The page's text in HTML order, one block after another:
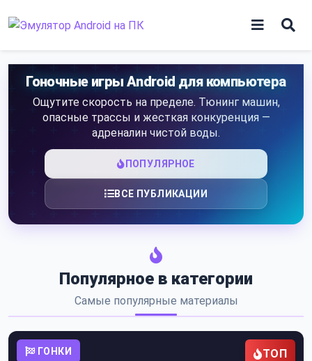
to
Игры
Приложения
Гоночные игры Android для компьютера
Ощутите скорость на пределе. Тюнинг машин,
опасные трассы и жесткая конкуренция —
адреналин чистой воды.
ПОПУЛЯРНОЕ
ВСЕ ПУБЛИКАЦИИ
Популярное в категории
Самые популярные материалы
ГОНКИ ТОП